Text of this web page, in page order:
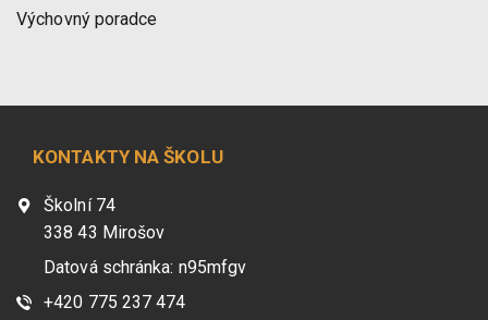
Výchovný poradce
KONTAKTY NA ŠKOLU
Školní 74
338 43 Mirošov
Datová schránka: n95mfgv
+420 775 237 474